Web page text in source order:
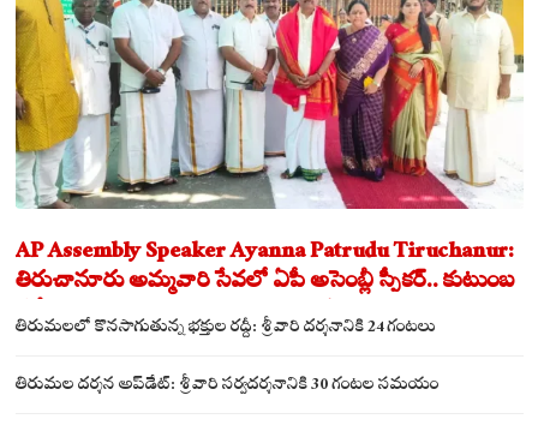
AP Assembly Speaker Ayanna Patrudu Tiruchanur:
తిరుచానూరు అమ్మవారి సేవలో ఏపీ అసెంబ్లీ స్పీకర్.. కుటుంబ
సమేతంగా దర్శించుకున్న అయ్యన్నపాత్రుడు!
తిరుమలలో కొనసాగుతున్న భక్తుల రద్దీ: శ్రీవారి దర్శనానికి 24 గంటలు
తిరుమల దర్శన అప్‌డేట్: శ్రీవారి సర్వదర్శనానికి 30 గంటల సమయం